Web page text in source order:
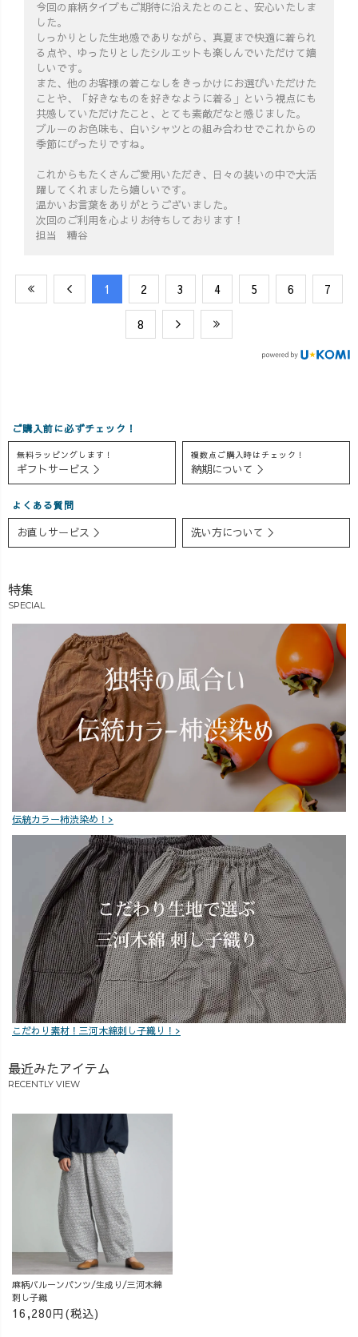
今回の麻柄タイプもご期待に沿えたとのこと、安心いたしま
した。
しっかりとした生地感でありながら、真夏まで快適に着られ
る点や、ゆったりとしたシルエットも楽しんでいただけて嬉
しいです。
また、他のお客様の着こなしをきっかけにお選びいただけた
ことや、「好きなものを好きなように着る」という視点にも
共感していただけたこと、とても素敵だなと感じました。
ブルーのお色味も、白いシャツとの組み合わせでこれからの
季節にぴったりですね。
これからもたくさんご愛用いただき、日々の装いの中で大活
躍してくれましたら嬉しいです。
温かいお言葉をありがとうございました。
次回のご利用を心よりお待ちしております！
担当 糟谷
​1 ​2 ​3 ​4 ​5 ​6 ​7
​8
ご購入前に必ずチェック！
無料ラッピングします！
ギフトサービス ＞
複数点ご購入時はチェック！
納期について ＞
よくある質問
お直しサービス ＞ 洗い方について ＞
特集
SPECIAL
伝統カラー柿渋染め！>
こだわり素材！三河木綿刺し子織り！>
最近みたアイテム
RECENTLY VIEW
麻柄バルーンパンツ/生成り/三河木綿
刺し子織
16,280円(税込)